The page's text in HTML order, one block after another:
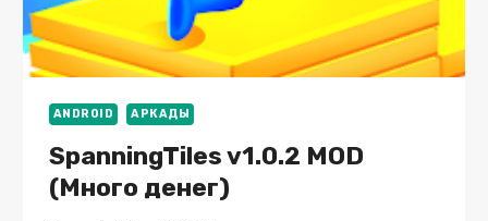
ANDROID АРКАДЫ
SpanningTiles v1.0.2 MOD
(Много денег)